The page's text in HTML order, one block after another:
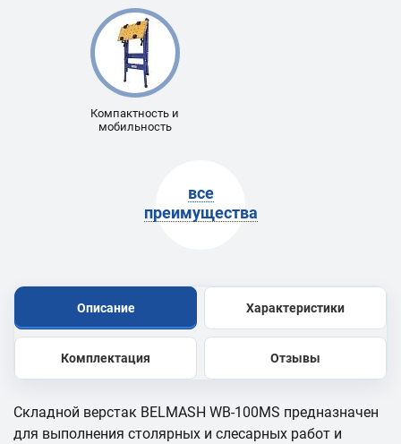
Компактность и
мобильность
все
преимущества
Описание Характеристики
Комплектация Отзывы
Складной верстак BELMASH WB-100MS предназначен
для выполнения столярных и слесарных работ и